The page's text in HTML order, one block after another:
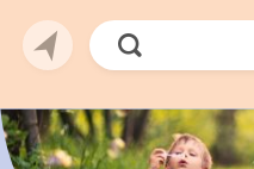
Jetzt
Suchen